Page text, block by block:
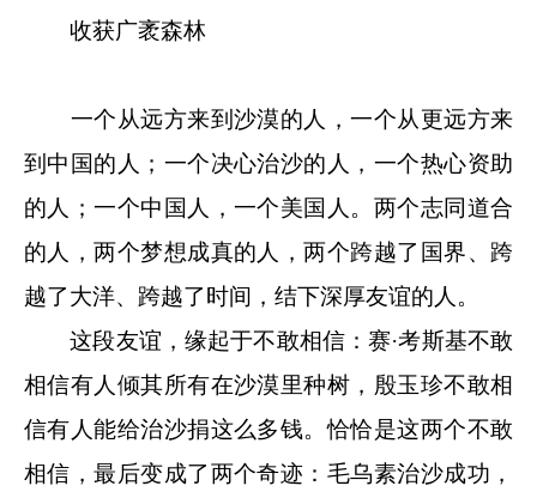
收获广袤森林
一个从远方来到沙漠的人，一个从更远方来
到中国的人；一个决心治沙的人，一个热心资助
的人；一个中国人，一个美国人。两个志同道合
的人，两个梦想成真的人，两个跨越了国界、跨
越了大洋、跨越了时间，结下深厚友谊的人。
这段友谊，缘起于不敢相信：赛·考斯基不敢
相信有人倾其所有在沙漠里种树，殷玉珍不敢相
信有人能给治沙捐这么多钱。恰恰是这两个不敢
相信，最后变成了两个奇迹：毛乌素治沙成功，